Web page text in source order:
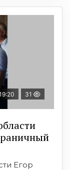
31
Егор